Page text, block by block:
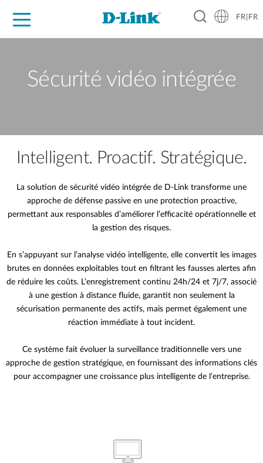
FR|FR
Sécurité vidéo intégrée
Intelligent. Proactif. Stratégique.
La solution de sécurité vidéo intégrée de D‑Link transforme une
approche de défense passive en une protection proactive,
permettant aux responsables d’améliorer l’efficacité opérationnelle et
la gestion des risques.
En s’appuyant sur l’analyse vidéo intelligente, elle convertit les images
brutes en données exploitables tout en filtrant les fausses alertes afin
de réduire les coûts. L’enregistrement continu 24h/24 et 7j/7, associé
à une gestion à distance fluide, garantit non seulement la
sécurisation permanente des actifs, mais permet également une
réaction immédiate à tout incident.
Ce système fait évoluer la surveillance traditionnelle vers une
approche de gestion stratégique, en fournissant des informations clés
pour accompagner une croissance plus intelligente de l’entreprise.